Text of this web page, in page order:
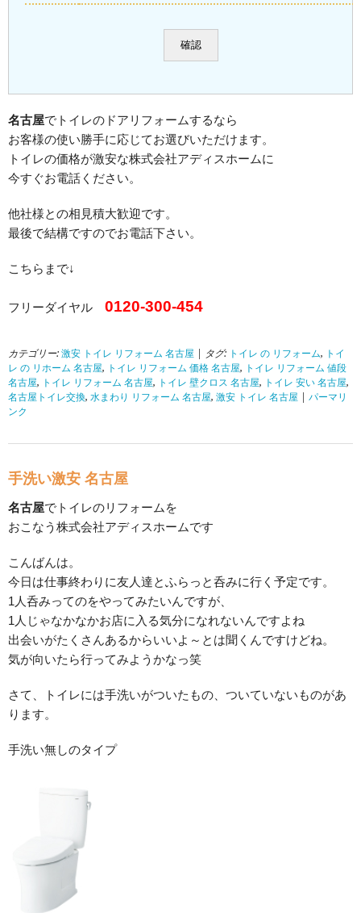
名古屋でトイレのドアリフォームするなら
お客様の使い勝手に応じてお選びいただけます。
トイレの価格が激安な株式会社アディスホームに
今すぐお電話ください。
他社様との相見積大歓迎です。
最後で結構ですのでお電話下さい。
こちらまで↓
フリーダイヤル 0120-300-454
カテゴリー: 激安 トイレ リフォーム 名古屋 | タグ: トイレ の リフォーム, トイ
レ の リホーム 名古屋, トイレ リフォーム 価格 名古屋, トイレ リフォーム 値段
名古屋, トイレ リフォーム 名古屋, トイレ 壁クロス 名古屋, トイレ 安い 名古屋,
名古屋トイレ交換, 水まわり リフォーム 名古屋, 激安 トイレ 名古屋
パーマリ
ンク
手洗い激安 名古屋
名古屋でトイレのリフォームを
おこなう株式会社アディスホームです
こんばんは。
今日は仕事終わりに友人達とふらっと呑みに行く予定です。
1人呑みってのをやってみたいんですが、
1人じゃなかなかお店に入る気分になれないんですよね
出会いがたくさんあるからいいよ～とは聞くんですけどね。
気が向いたら行ってみようかなっ笑
さて、トイレには手洗いがついたもの、ついていないものがあ
ります。
手洗い無しのタイプ